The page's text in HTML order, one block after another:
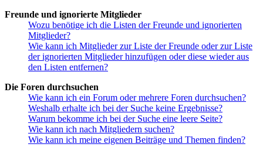
Freunde und ignorierte Mitglieder
Wozu benötige ich die Listen der Freunde und ignorierten
Mitglieder?
Wie kann ich Mitglieder zur Liste der Freunde oder zur Liste
der ignorierten Mitglieder hinzufügen oder diese wieder aus
den Listen entfernen?
Die Foren durchsuchen
Wie kann ich ein Forum oder mehrere Foren durchsuchen?
Weshalb erhalte ich bei der Suche keine Ergebnisse?
Warum bekomme ich bei der Suche eine leere Seite?
Wie kann ich nach Mitgliedern suchen?
Wie kann ich meine eigenen Beiträge und Themen finden?